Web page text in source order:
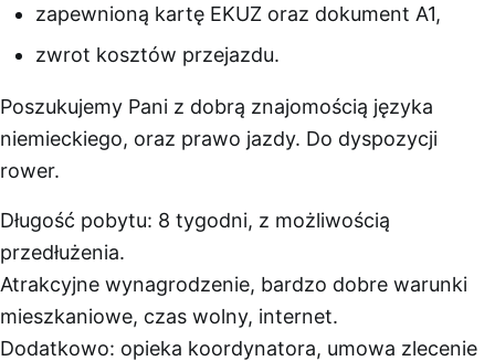
zapewnioną kartę EKUZ oraz dokument A1,
zwrot kosztów przejazdu.
Poszukujemy Pani z dobrą znajomością języka
niemieckiego, oraz prawo jazdy. Do dyspozycji
rower.
Długość pobytu: 8 tygodni, z możliwością
przedłużenia.
Atrakcyjne wynagrodzenie, bardzo dobre warunki
mieszkaniowe, czas wolny, internet.
Dodatkowo: opieka koordynatora, umowa zlecenie